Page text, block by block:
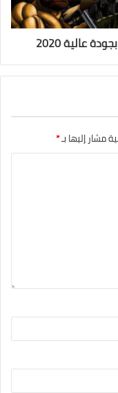
مشار إليها بـ*